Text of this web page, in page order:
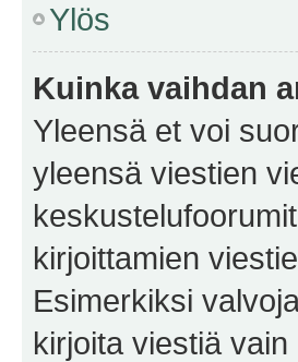
Ylös
Kuinka vaihdan
Yleensä et voi
yleensä viestien
kirjoittamien
Esimerkiksi
kirjoita viestiä